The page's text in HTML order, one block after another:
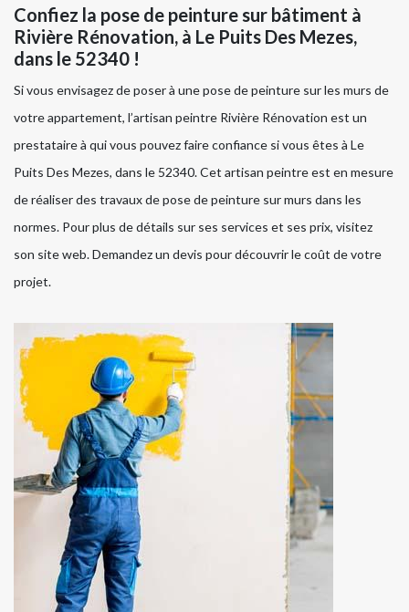
Confiez la pose de peinture sur bâtiment à
Rivière Rénovation, à Le Puits Des Mezes,
dans le 52340 !
Si vous envisagez de poser à une pose de peinture sur les murs de
votre appartement, l’artisan peintre Rivière Rénovation est un
prestataire à qui vous pouvez faire confiance si vous êtes à Le
Puits Des Mezes, dans le 52340. Cet artisan peintre est en mesure
de réaliser des travaux de pose de peinture sur murs dans les
normes. Pour plus de détails sur ses services et ses prix, visitez
son site web. Demandez un devis pour découvrir le coût de votre
projet.